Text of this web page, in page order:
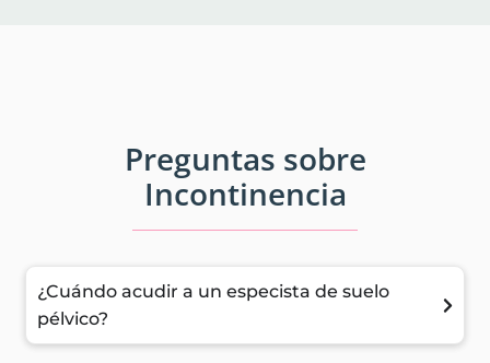
Preguntas sobre
Incontinencia
¿Cuándo acudir a un especista de suelo
pélvico?